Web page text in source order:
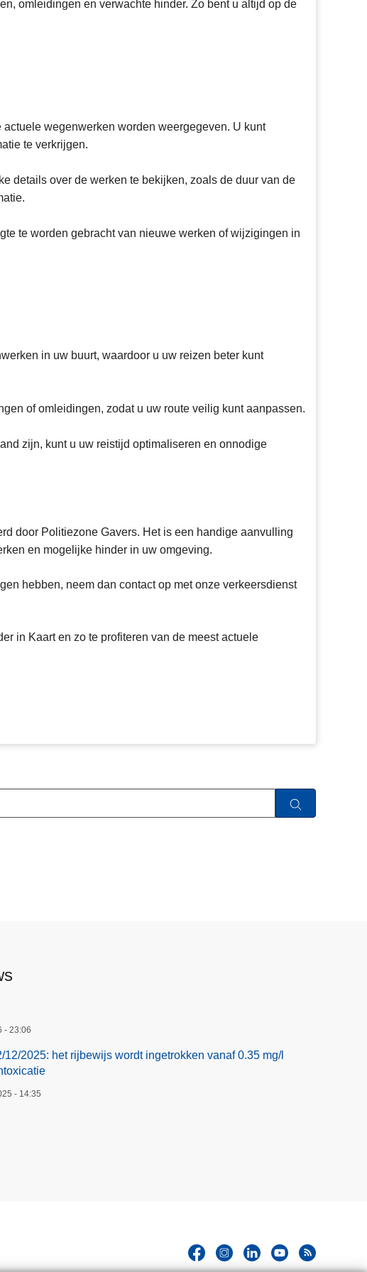
omleidingen en verwachte hinder. Zo bent u altijd op de
wegenwerken worden weergegeven. U kunt
te verkrijgen.
details over de werken te bekijken, zoals de duur van de
te worden gebracht van nieuwe werken of wijzigingen in
in uw buurt, waardoor u uw reizen beter kunt
of omleidingen, zodat u uw route veilig kunt aanpassen.
zijn, kunt u uw reistijd optimaliseren en onnodige
door Politiezone Gavers. Het is een handige aanvulling
en mogelijke hinder in uw omgeving.
hebben, neem dan contact op met onze verkeersdienst
in Kaart en zo te profiteren van de meest actuele
- 23:06
12/2025: het rijbewijs wordt ingetrokken vanaf 0.35 mg/l
- 14:35